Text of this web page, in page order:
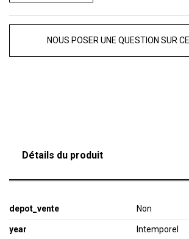
NOUS POSER UNE QUESTION SUR
Détails du produit
depot_vente Non
year Intemporel